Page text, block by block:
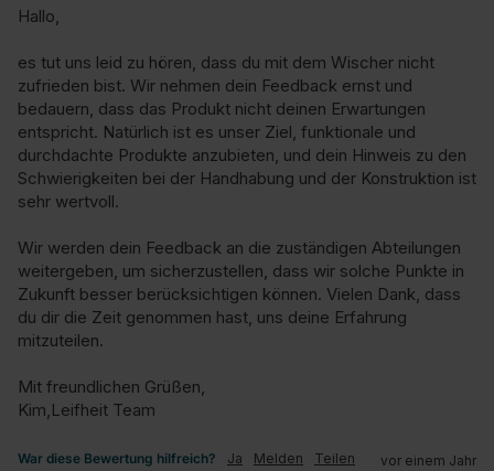
Hallo,
es tut uns leid zu hören, dass du mit dem Wischer nicht
zufrieden bist. Wir nehmen dein Feedback ernst und
bedauern, dass das Produkt nicht deinen Erwartungen
entspricht. Natürlich ist es unser Ziel, funktionale und
durchdachte Produkte anzubieten, und dein Hinweis zu den
Schwierigkeiten bei der Handhabung und der Konstruktion ist
sehr wertvoll.
Wir werden dein Feedback an die zuständigen Abteilungen
weitergeben, um sicherzustellen, dass wir solche Punkte in
Zukunft besser berücksichtigen können. Vielen Dank, dass
du dir die Zeit genommen hast, uns deine Erfahrung
mitzuteilen.
Mit freundlichen Grüßen,
Kim,Leifheit Team
War diese Bewertung hilfreich? Ja Melden Teilen vor einem Jahr